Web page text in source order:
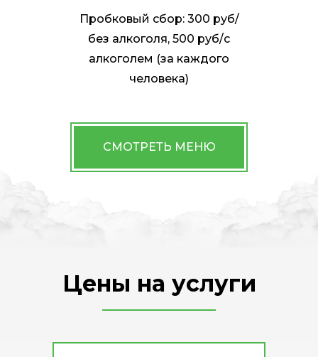
СМОТРЕТЬ МЕНЮ
Пробковый сбор: 300 руб/
без алкоголя, 500 руб/с
алкоголем (за каждого
человека)
Цены на услуги